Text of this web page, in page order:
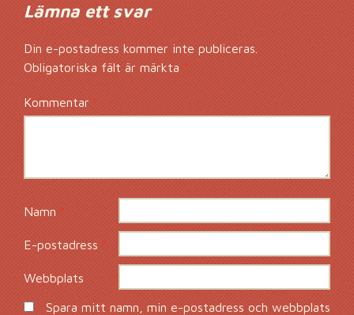
Lämna ett svar
Din e-postadress kommer inte publiceras.
Obligatoriska fält är märkta*
Kommentar*
Namn*
E-postadress*
Webbplats
Spara mitt namn, min e-postadress och webbplats